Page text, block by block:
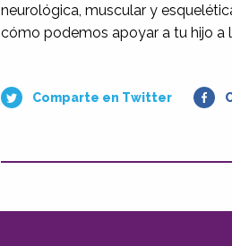
neurológica, muscular y
cómo podemos apoyar a tu hijo a
Comparte en Twitter